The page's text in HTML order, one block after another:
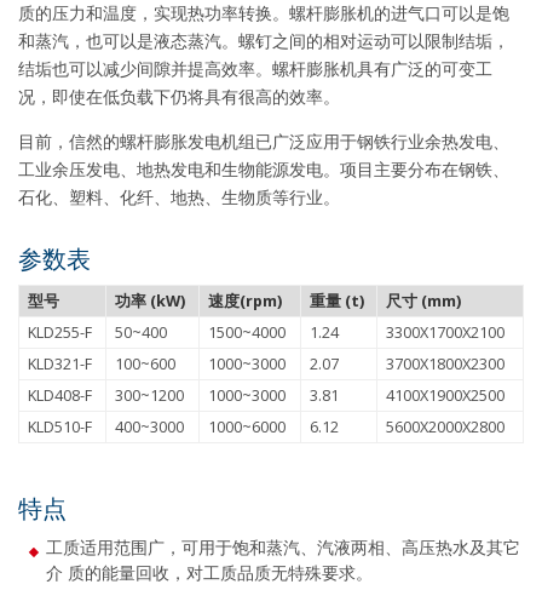
质的压力和温度，实现热功率转换。螺杆膨胀机的进气口可以是饱
和蒸汽，也可以是液态蒸汽。螺钉之间的相对运动可以限制结垢，
结垢也可以减少间隙并提高效率。螺杆膨胀机具有广泛的可变工
况，即使在低负载下仍将具有很高的效率。
目前，信然的螺杆膨胀发电机组已广泛应用于钢铁行业余热发电、
工业余压发电、地热发电和生物能源发电。项目主要分布在钢铁、
石化、塑料、化纤、地热、生物质等行业。
参数表
型号 功率 (kW) 速度(rpm) 重量 (t)
尺寸 (mm)
KLD255-F
50~400 1500~4000 1.24
3300X1700X2100
KLD321-F
100~600 1000~3000 2.07
3700X1800X2300
KLD408-F
300~1200 1000~3000 3.81
4100X1900X2500
KLD510-F
400~3000 1000~6000 6.12 5600X2000X2800
特点
工质适用范围广，可用于饱和蒸汽、汽液两相、高压热水及其它
介 质的能量回收，对工质品质无特殊要求。